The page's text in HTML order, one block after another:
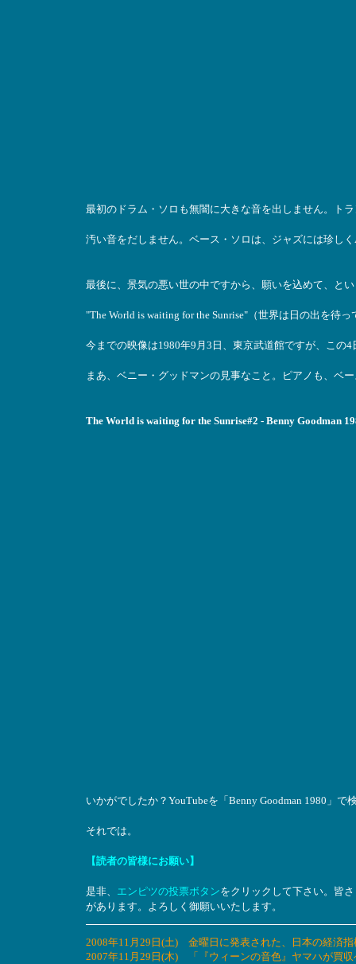
最初のドラム・ソロも無闇に大きな音を出しません。ト
汚い音をだしません。ベース・ソロは、ジャズには珍し
最後に、景気の悪い世の中ですから、願いを込めて、と
"The World is waiting for the Sunrise"（世界は日の出を待っ
今までの映像は1980年9月3日、東京武道館ですが、この
まあ、ベニー・グッドマンの見事なこと。ピアノも、ベ
The World is waiting for the Sunrise#2 - Benny Goodman
いかがでしたか？YouTubeを「Benny Goodman 1980」で
それでは。
【読者の皆様にお願い】
是非、 エンピツの投票ボタンをクリックして下さい。皆
があります。よろしく御願いいたします。
2008年11月29日(土) 金曜日に発表された、日本の経済
2007年11月29日(木) 「『ウィーンの音色』ヤマハが買